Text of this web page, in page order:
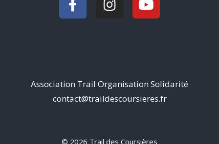
Association Trail Organisation Solidarité
contact@traildescoursieres.fr
© 2026 Trail des Coursières